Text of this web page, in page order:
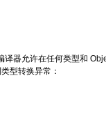
器允许在任何类型和
型转换异常：